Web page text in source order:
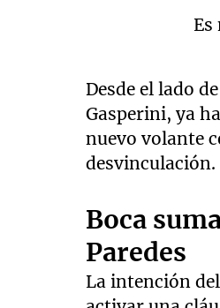
Es
Desde el lado
Gasperini, ya
nuevo volante
desvinculación.
Boca
Paredes
La intención